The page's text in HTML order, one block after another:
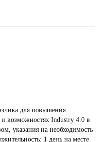
для повышения
возможностях Industry 4.0 в
указания на необходимость
1 день на месте